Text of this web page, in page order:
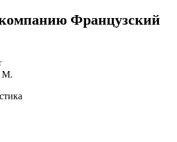
Французский
М.